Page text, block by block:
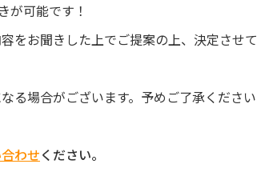
が可能です！
をお聞きした上でご提案の上、決定させて
る場合がございます。予めご了承ください
わせください。